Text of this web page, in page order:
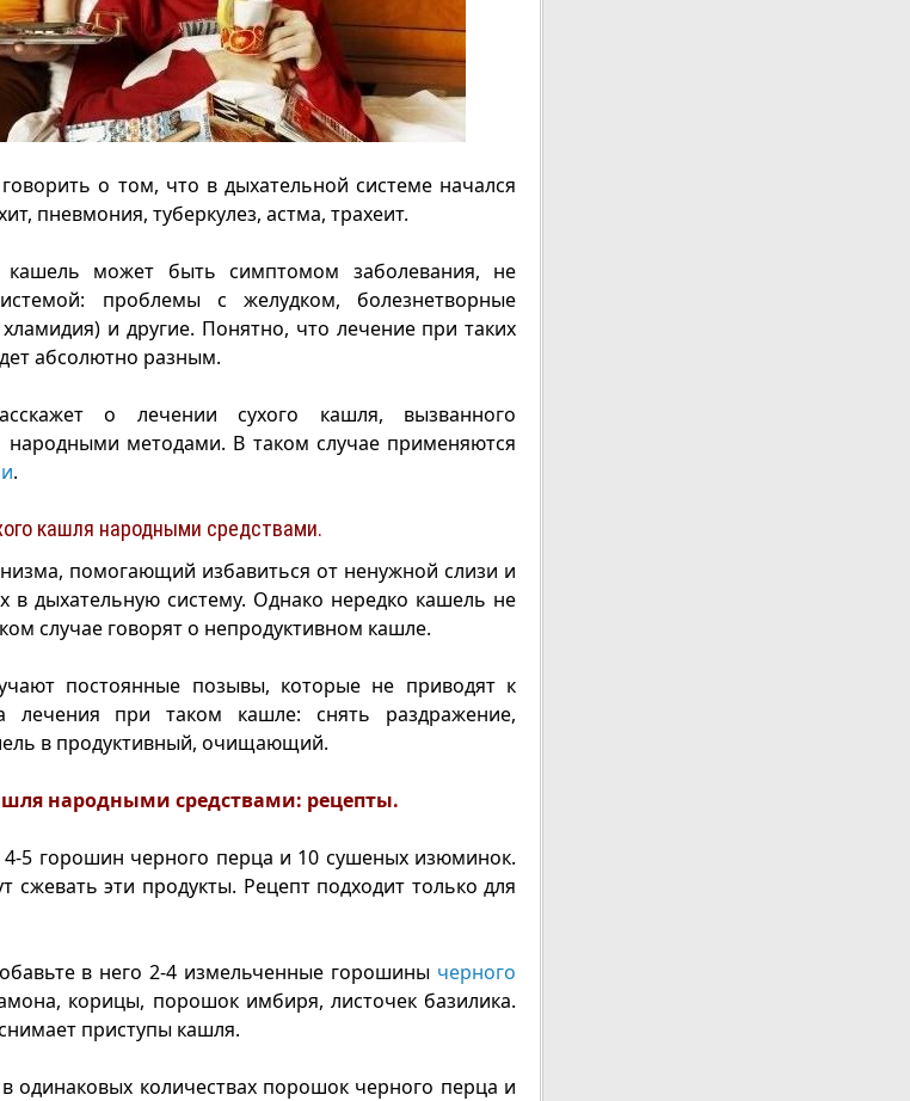
о том, что в дыхательной системе начался
пневмония, туберкулез, астма, трахеит.
кашель может быть симптомом заболевания, не
проблемы с желудком, болезнетворные
и другие. Понятно, что лечение при таких
абсолютно разным.
о лечении сухого кашля, вызванного
народными методами. В таком случае применяются
.
кашля народными средствами.
помогающий избавиться от ненужной слизи и
в дыхательную систему. Однако нередко кашель не
случае говорят о непродуктивном кашле.
постоянные позывы, которые не приводят к
лечения при таком кашле: снять раздражение,
в продуктивный, очищающий.
народными средствами: рецепты.
4-5 горошин черного перца и 10 сушеных изюминок.
сжевать эти продукты. Рецепт подходит только для
в него 2-4 измельченные горошины черного
корицы, порошок имбиря, листочек базилика.
приступы кашля.
одинаковых количествах порошок черного перца и